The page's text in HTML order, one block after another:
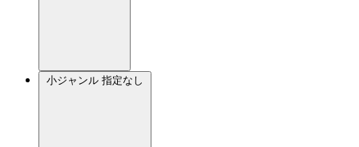
小ジャンル 指定なし